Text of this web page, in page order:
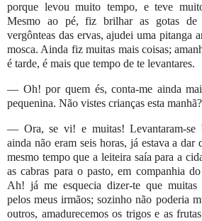
porque levou muito tempo, e teve
Mesmo ao pé, fiz brilhar as gotas de
vergônteas das ervas, ajudei uma pitanga
mosca. Ainda fiz muitas mais coisas;
é tarde, é mais que tempo de te levantares.
— Oh! por quem és, conta-me ainda
pequenina. Não vistes crianças esta manhã?
— Ora, se vi! e muitas! Levantaram-se
ainda não eram seis horas, já estava a dar
mesmo tempo que a leiteira saía para a
as cabras para o pasto, em companhia
Ah! já me esquecia dizer-te que muitas
pelos meus irmãos; sozinho não poderia
outros, amadurecemos os trigos e as